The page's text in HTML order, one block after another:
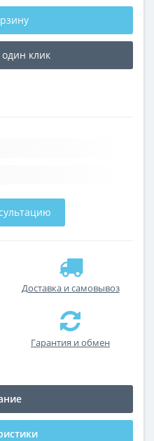
клик
Доставка и самовывоз
Гарантия и обмен